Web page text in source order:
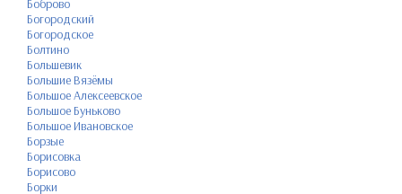
Богородский
Богородское
Болтино
Большевик
Большие Вязёмы
Большое Алексеевское
Большое Буньково
Большое Ивановское
Борзые
Борисовка
Борисово
Борки